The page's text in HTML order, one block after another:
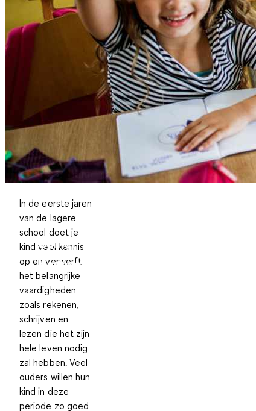
Samen door de
basisschooljaren
In de eerste jaren
van de lagere
school doet je
kind veel kennis
op en verwerft
het belangrijke
vaardigheden
zoals rekenen,
schrijven en
lezen die het zijn
hele leven nodig
zal hebben. Veel
ouders willen hun
kind in deze
periode zo goed